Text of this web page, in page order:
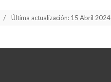
Última actualización: 15 Abril 2024